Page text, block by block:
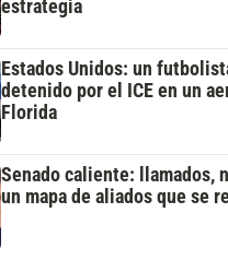
estrategia
Estados Unidos: un
detenido por el ICE en un
Florida
Senado caliente: llamados,
un mapa de aliados que se